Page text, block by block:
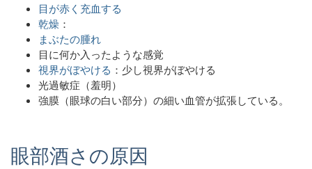
目が赤く充血する
乾燥 ：
まぶたの腫れ
目に何か入ったような感覚
視界がぼやける ：少し視界がぼやける
光過敏症（羞明）
強膜（眼球の白い部分）の細い血管が拡張している。
眼部酒さの原因